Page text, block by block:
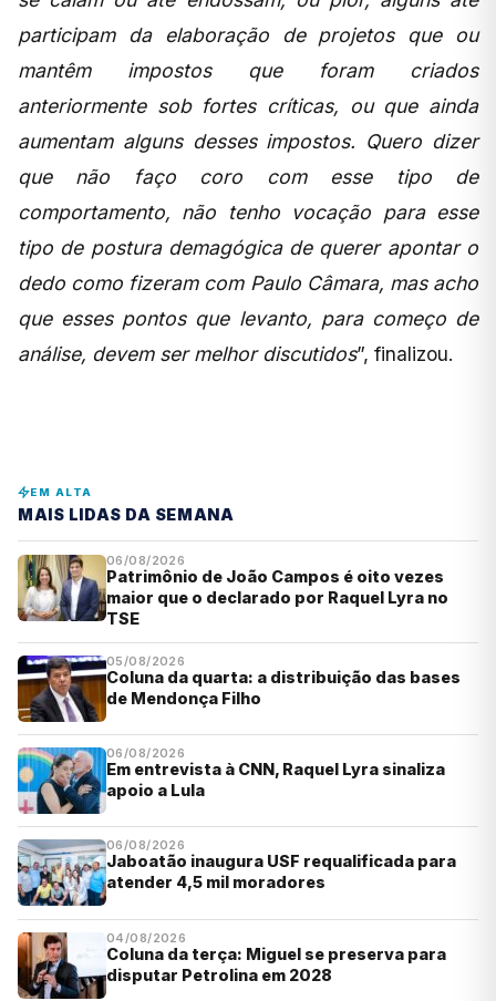
participam da elaboração de projetos que ou
mantêm impostos que foram criados
anteriormente sob fortes críticas, ou que ainda
aumentam alguns desses impostos. Quero dizer
que não faço coro com esse tipo de
comportamento, não tenho vocação para esse
tipo de postura demagógica de querer apontar o
dedo como fizeram com Paulo Câmara, mas acho
que esses pontos que levanto, para começo de
análise, devem ser melhor discutidos”, finalizou.
EM ALTA
MAIS LIDAS DA SEMANA
06/08/2026
Patrimônio de João Campos é oito vezes
maior que o declarado por Raquel Lyra no
TSE
05/08/2026
Coluna da quarta: a distribuição das bases
de Mendonça Filho
06/08/2026
Em entrevista à CNN, Raquel Lyra sinaliza
apoio a Lula
06/08/2026
Jaboatão inaugura USF requalificada para
atender 4,5 mil moradores
04/08/2026
Coluna da terça: Miguel se preserva para
disputar Petrolina em 2028